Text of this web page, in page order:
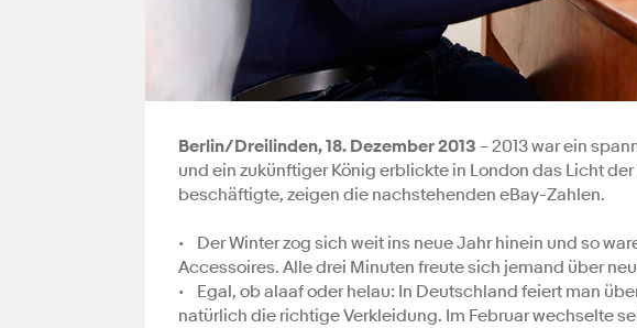
Berlin/Dreilinden, 18. Dezember 2013 – 2013 war ein
und ein zukünftiger König erblickte in London das Licht
beschäftigte, zeigen die nachstehenden eBay-Zahlen.
• Der Winter zog sich weit ins neue Jahr hinein und so
Accessoires. Alle drei Minuten freute sich jemand über
• Egal, ob alaaf oder helau: In Deutschland feiert man
natürlich die richtige Verkleidung. Im Februar wechselte